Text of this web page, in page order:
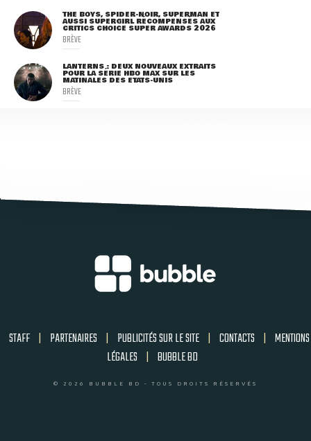
THE BOYS, SPIDER-NOIR, SUPERMAN ET
AUSSI SUPERGIRL RÉCOMPENSÉS AUX
CRITICS CHOICE SUPER AWARDS 2026
BRÈVE
LANTERNS : DEUX NOUVEAUX EXTRAITS
POUR LA SÉRIE HBO MAX SUR LES
MATINALES DES ETATS-UNIS
BRÈVE
STAFF | PARTENAIRES | PUBLICITÉS SUR LE SITE | CONTACTS | MENTIONS
LÉGALES | BUBBLE BD
© 2026 BUBBLE BD - TOUS DROITS RÉSERVÉS